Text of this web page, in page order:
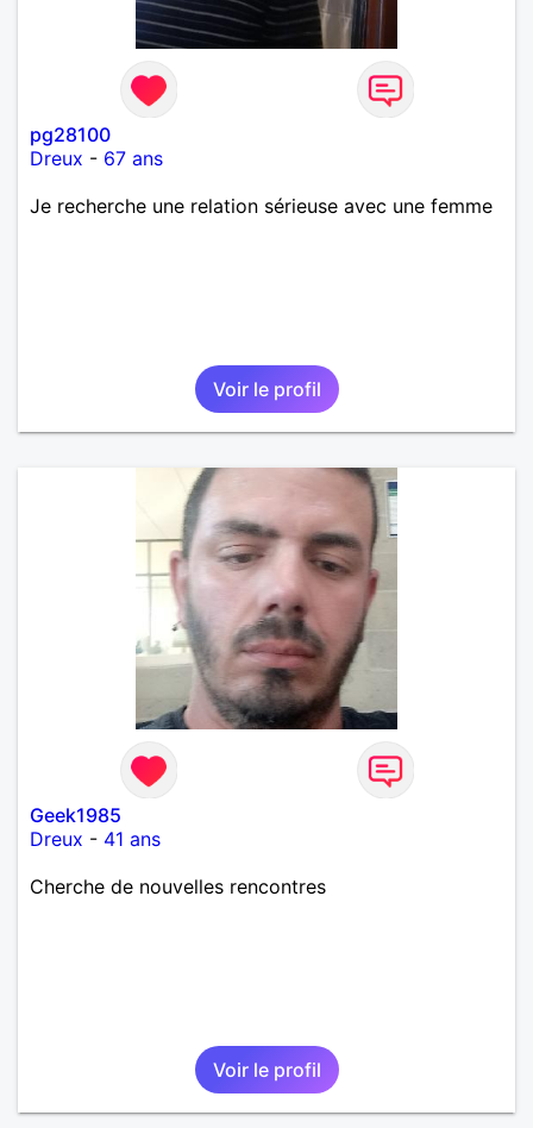
pg28100
Dreux - 67 ans
Je recherche une relation sérieuse avec une femme
Voir le profil
Geek1985
Dreux - 41 ans
Cherche de nouvelles rencontres
Voir le profil